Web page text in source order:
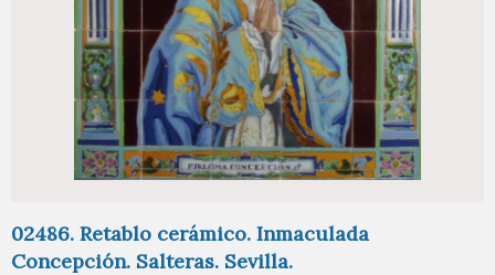
02486. Retablo cerámico. Inmaculada
Concepción. Salteras. Sevilla.